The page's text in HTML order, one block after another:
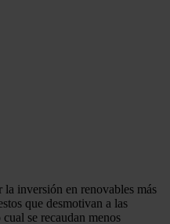
inversión en renovables más
que desmotivan a las
se recaudan menos